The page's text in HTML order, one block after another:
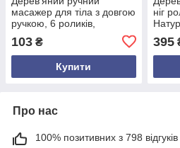
масажер для тіла з довгою
ручкою, 6 роликів,
роликовий масажер для
спини, шиї, рук і ніг, бук,
ручне управління
103 ₴
Купити
ніг
395
Про нас
100% позитивних з 798 відгуків